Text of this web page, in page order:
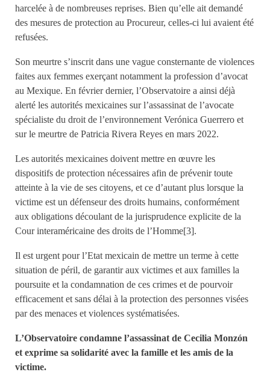
harcelée à de nombreuses reprises. Bien qu’elle ait demandé
des mesures de protection au Procureur, celles-ci lui avaient été
refusées.
Son meurtre s’inscrit dans une vague consternante de violences
faites aux femmes exerçant notamment la profession d’avocat
au Mexique. En février dernier, l’Observatoire a ainsi déjà
alerté les autorités mexicaines sur l’assassinat de l’avocate
spécialiste du droit de l’environnement Verónica Guerrero et
sur le meurtre de Patricia Rivera Reyes en mars 2022.
Les autorités mexicaines doivent mettre en œuvre les
dispositifs de protection nécessaires afin de prévenir toute
atteinte à la vie de ses citoyens, et ce d’autant plus lorsque la
victime est un défenseur des droits humains, conformément
aux obligations découlant de la jurisprudence explicite de la
Cour interaméricaine des droits de l’Homme[3].
Il est urgent pour l’Etat mexicain de mettre un terme à cette
situation de péril, de garantir aux victimes et aux familles la
poursuite et la condamnation de ces crimes et de pourvoir
efficacement et sans délai à la protection des personnes visées
par des menaces et violences systématisées.
L’Observatoire condamne l’assassinat de Cecilia Monzón
et exprime sa solidarité avec la famille et les amis de la
victime.